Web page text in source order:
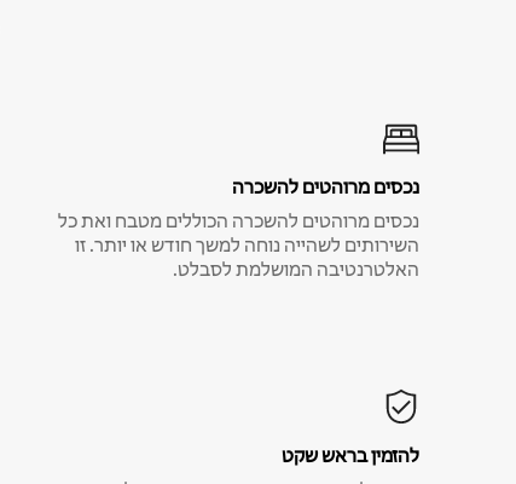
נכסים מרוהטים להשכרה
נכסים מרוהטים להשכרה הכוללים מטבח ואת כל
השירותים לשהייה נוחה למשך חודש או יותר. זו
האלטרנטיבה המושלמת לסבלט.
להזמין בראש שקט